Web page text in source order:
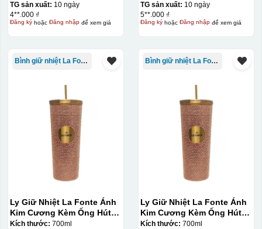
TG sản xuất: 10 ngày
4**.000 ₫
Đăng kýhoặc Đăng nhậpđể xem giá
TG sản xuất: 10 ngày
5**.000 ₫
Đăng kýhoặc Đăng nhậpđể xem giá
Bình giữ nhiệt La Fonte
Ly Giữ Nhiệt La Fonte Ánh
Kim Cương Kèm Ống Hút-
700 ml-014687-GOL
Kích thước: 700ml
Bình giữ nhiệt La Fonte
Ly Giữ Nhiệt La Fonte Ánh
Kim Cương Kèm Ống Hút-
700 ml-014687-GOL
Kích thước: 700ml